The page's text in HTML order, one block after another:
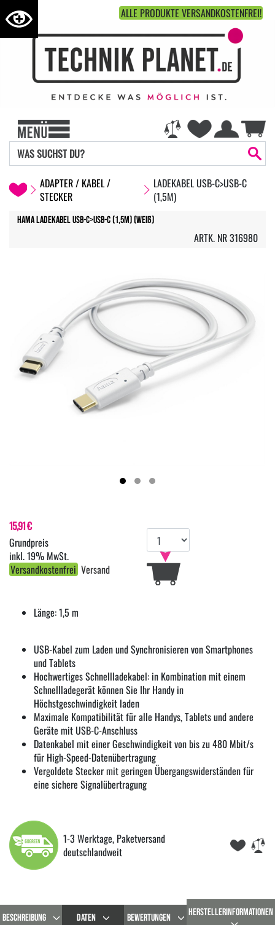
ALLE PRODUKTE VERSANDKOSTENFREI!
ADAPTER / KABEL /
STECKER
LADEKABEL USB-C>USB-C
(1,5M)
Hama Ladekabel USB-C>USB-C (1,5m) (weiß)
ARTK. NR 316980
Länge: 1,5 m
USB-Kabel zum Laden und Synchronisieren von Smartphones
und Tablets
Hochwertiges Schnellladekabel: in Kombination mit einem
Schnellladegerät können Sie Ihr Handy in
Höchstgeschwindigkeit laden
Maximale Kompatibilität für alle Handys, Tablets und andere
Geräte mit USB-C-Anschluss
Datenkabel mit einer Geschwindigkeit von bis zu 480 Mbit/s
für High-Speed-Datenübertragung
Vergoldete Stecker mit geringen Übergangswiderständen für
eine sichere Signalübertragung
1-3 Werktage, Paketversand
deutschlandweit
15,91 €
inkl. 19% MwSt.
Versandkostenfrei Versand
BESCHREIBUNG DATEN BEWERTUNGEN HERSTELLERINFORMATIONEN